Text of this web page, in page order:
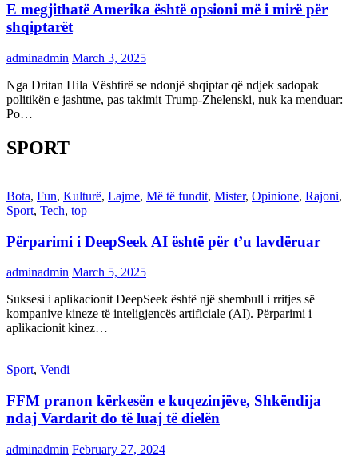
E megjithatë Amerika është opsioni më i mirë për
shqiptarët
adminadmin March 3, 2025
Nga Dritan Hila Vështirë se ndonjë shqiptar që ndjek sadopak
politikën e jashtme, pas takimit Trump-Zhelenski, nuk ka menduar:
Po…
SPORT
Bota, Fun, Kulturë, Lajme, Më të fundit, Mister, Opinione, Rajoni,
Sport, Tech, top
Përparimi i DeepSeek AI është për t’u lavdëruar
adminadmin March 5, 2025
Suksesi i aplikacionit DeepSeek është një shembull i rritjes së
kompanive kineze të inteligjencës artificiale (AI). Përparimi i
aplikacionit kinez…
Sport, Vendi
FFM pranon kërkesën e kuqezinjëve, Shkëndija
ndaj Vardarit do të luaj të dielën
adminadmin February 27, 2024